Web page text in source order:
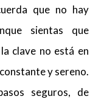
que no hay
sientas que
clave no está en
y sereno.
seguros, de